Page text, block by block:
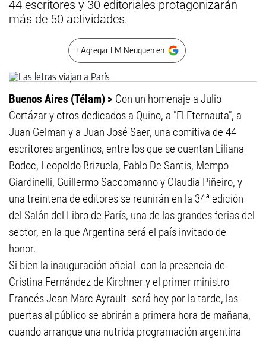
44 escritores y 30 editoriales protagonizarán
más de 50 actividades.
+ Agregar LM Neuquen en
Buenos Aires (Télam) > Con un homenaje a Julio
Cortázar y otros dedicados a Quino, a "El Eternauta", a
Juan Gelman y a Juan José Saer, una comitiva de 44
escritores argentinos, entre los que se cuentan Liliana
Bodoc, Leopoldo Brizuela, Pablo De Santis, Mempo
Giardinelli, Guillermo Saccomanno y Claudia Piñeiro, y
una treintena de editores se reunirán en la 34ª edición
del Salón del Libro de París, una de las grandes ferias del
sector, en la que Argentina será el país invitado de
honor.
Si bien la inauguración oficial -con la presencia de
Cristina Fernández de Kirchner y el primer ministro
Francés Jean-Marc Ayrault- será hoy por la tarde, las
puertas al público se abrirán a primera hora de mañana,
cuando arranque una nutrida programación argentina